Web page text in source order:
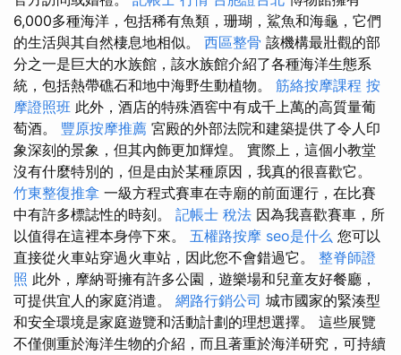
6,000多種海洋，包括稀有魚類，珊瑚，鯊魚和海龜，它們
的生活與其自然棲息地相似。 西區整骨 該機構最壯觀的部
分之一是巨大的水族館，該水族館介紹了各種海洋生態系
統，包括熱帶礁石和地中海野生動植物。 筋絡按摩課程 按
摩證照班 此外，酒店的特殊酒窖中有成千上萬的高質量葡
萄酒。 豐原按摩推薦 宮殿的外部法院和建築提供了令人印
象深刻的景象，但其內飾更加輝煌。 實際上，這個小教堂
沒有什麼特別的，但是由於某種原因，我真的很喜歡它。
竹東整復推拿 一級方程式賽車在寺廟的前面運行，在比賽
中有許多標誌性的時刻。 記帳士 稅法 因為我喜歡賽車，所
以值得在這裡本身停下來。 五權路按摩 seo是什么 您可以
直接從火車站穿過火車站，因此您不會錯過它。 整脊師證
照 此外，摩納哥擁有許多公園，遊樂場和兒童友好餐廳，
可提供宜人的家庭消遣。 網路行銷公司 城市國家的緊湊型
和安全環境是家庭遊覽和活動計劃的理想選擇。 這些展覽
不僅側重於海洋生物的介紹，而且著重於海洋研究，可持續